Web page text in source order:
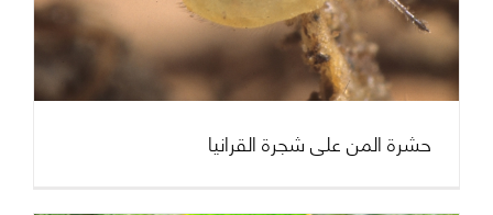
حشرة المن على شجرة القرانيا